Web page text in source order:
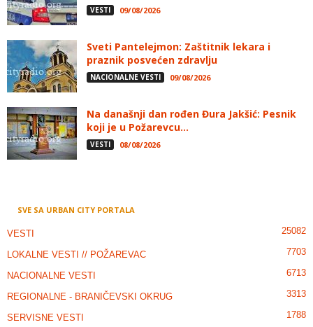
VESTI 09/08/2026
Sveti Pantelejmon: Zaštitnik lekara i
praznik posvećen zdravlju
NACIONALNE VESTI 09/08/2026
Na današnji dan rođen Đura Jakšić: Pesnik
koji je u Požarevcu...
VESTI 08/08/2026
SVE SA URBAN CITY PORTALA
VESTI 25082
LOKALNE VESTI // POŽAREVAC 7703
NACIONALNE VESTI 6713
REGIONALNE - BRANIČEVSKI OKRUG 3313
SERVISNE VESTI 1788